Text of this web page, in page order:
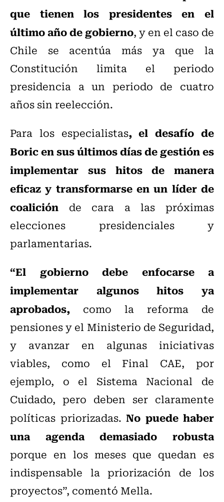
que tienen los presidentes en el
último año de gobierno, y en el caso de
Chile se acentúa más ya que la
Constitución limita el periodo
presidencia a un periodo de cuatro
años sin reelección.
Para los especialistas, el desafío de
Boric en sus últimos días de gestión es
implementar sus hitos de manera
eficaz y transformarse en un líder de
coalición de cara a las próximas
elecciones presidenciales y
parlamentarias.
“El gobierno debe enfocarse a
implementar algunos hitos ya
aprobados, como la reforma de
pensiones y el Ministerio de Seguridad,
y avanzar en algunas iniciativas
viables, como el Final CAE, por
ejemplo, o el Sistema Nacional de
Cuidado, pero deben ser claramente
políticas priorizadas. No puede haber
una agenda demasiado robusta
porque en los meses que quedan es
indispensable la priorización de los
proyectos”, comentó Mella.